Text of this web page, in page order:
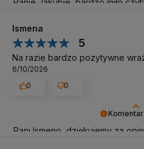
został doceniony. To jeden z
pokazują swoją wartość
Życzymy wielu przyjemnych
Pani Ismeno, dziękujemy za
Ismena
5
Na razie bardzo pozytywne
6/10/2026
0
0